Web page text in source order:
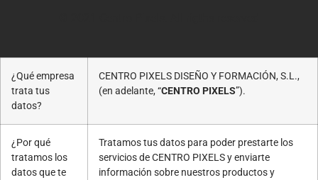
¿Qué empresa
trata tus
datos?
CENTRO PIXELS DISEÑO Y FORMACIÓN, S.L.,
(en adelante, “CENTRO PIXELS”).
¿Por qué
tratamos los
datos que te
Tratamos tus datos para poder prestarte los
servicios de CENTRO PIXELS y enviarte
información sobre nuestros productos y